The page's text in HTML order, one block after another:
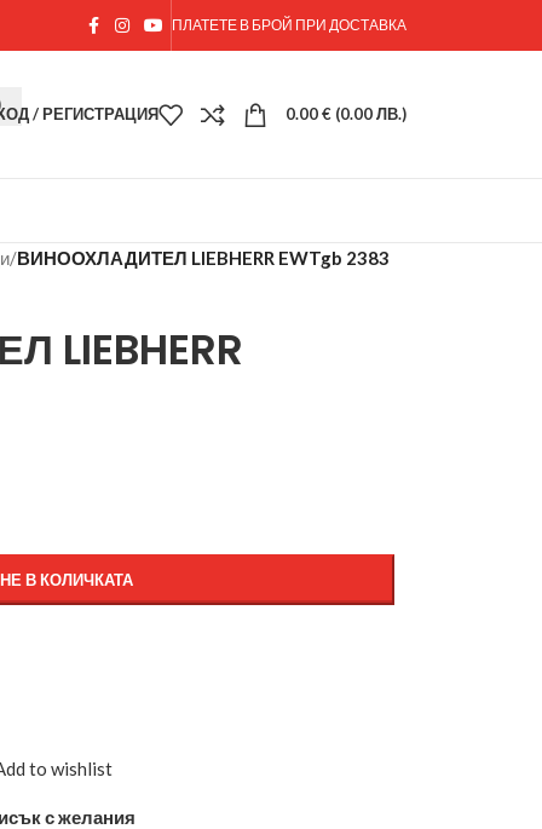
ПЛАТЕТЕ В БРОЙ ПРИ ДОСТАВКА
/ РЕГИСТРАЦИЯ 0.00€ (0.00 ЛВ.)
/ВИНООХЛАДИТЕЛ LIEBHERR EWTgb 2383
В КОЛИЧКАТА
to wishlist
с желания